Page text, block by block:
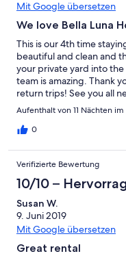
Mit Google übersetzen
We love Bella Luna
This is our 4th time
beautiful and clean and
your private yard into
team is amazing. Thank
return trips! See you all
Aufenthalt von 11 Nächten
0
Verifizierte Bewertung
10/10 –
Susan W.
9. Juni 2019
Mit Google übersetzen
Great rental